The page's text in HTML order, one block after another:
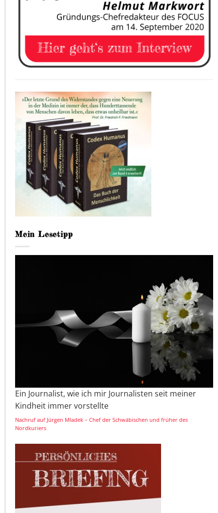
Mein Lesetipp
Ein Journalist, wie ich mir Journalisten seit meiner
Kindheit immer vorstellte
Nachruf auf Jürgen Mladek – Chef der Schwäbischen und früher des
Nordkuriers